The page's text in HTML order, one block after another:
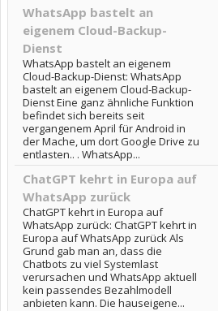
WhatsApp bastelt an
eigenem Cloud-Backup-
Dienst
WhatsApp bastelt an eigenem
Cloud-Backup-Dienst: WhatsApp
bastelt an eigenem Cloud-Backup-
Dienst Eine ganz ähnliche Funktion
befindet sich bereits seit
vergangenem April für Android in
der Mache, um dort Google Drive zu
entlasten.. . WhatsApp...
ChatGPT kehrt in Europa auf
WhatsApp zurück
ChatGPT kehrt in Europa auf
WhatsApp zurück: ChatGPT kehrt in
Europa auf WhatsApp zurück Als
Grund gab man an, dass die
Chatbots zu viel Systemlast
verursachen und WhatsApp aktuell
kein passendes Bezahlmodell
anbieten kann. Die hauseigene...